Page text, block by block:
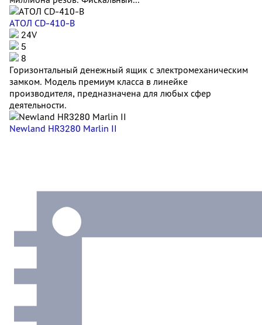
АТОЛ CD-410-В
24V
5
8
Горизонтальный денежный ящик с электромеханическим
замком. Модель премиум класса в линейке
производителя, предназначена для любых сфер
деятельности.
Newland HR3280 Marlin II